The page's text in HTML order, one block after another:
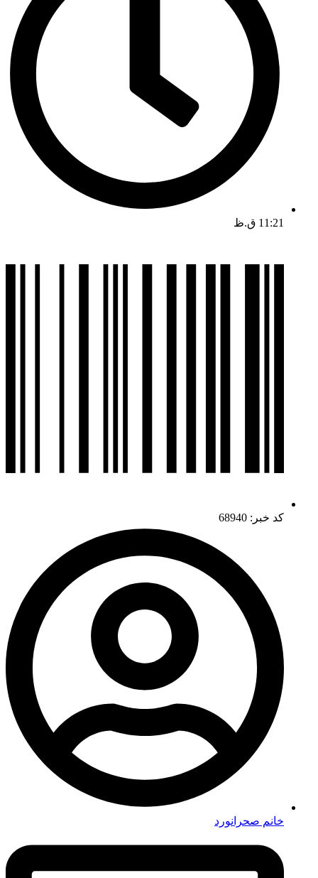
کد خبر: 68940
خانم صحرانورد